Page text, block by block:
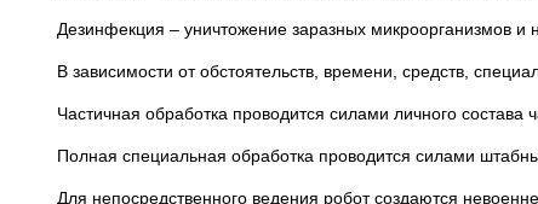
Дезинфекция – уничтожение заразных микроорганизмов и
В зависимости от обстоятельств, времени, средств,
Частичная обработка проводится силами личного состава
Полная специальная обработка проводится силами
Для непосредственного ведения робот создаются